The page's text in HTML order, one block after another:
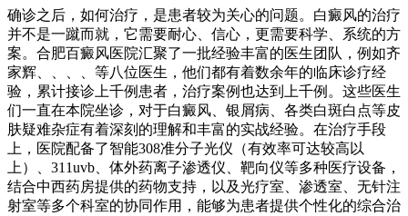
确诊之后，如何治疗，是患者较为关心的问题。白癜风的治疗
并不是一蹴而就，它需要耐心、信心，更需要科学、系统的方
案。合肥百癜风医院汇聚了一批经验丰富的医生团队，例如齐
家辉、、、、等八位医生，他们都有着数余年的临床诊疗经
验，累计接诊上千例患者，治疗案例也达到上千例。这些医生
们一直在本院坐诊，对于白癜风、银屑病、各类白斑白点等皮
肤疑难杂症有着深刻的理解和丰富的实战经验。在治疗手段
上，医院配备了智能308准分子光仪（有效率可达较高以
上）、311uvb、体外药离子渗透仪、靶向仪等多种医疗设备，
结合中西药房提供的药物支持，以及光疗室、渗透室、无针注
射室等多个科室的协同作用，能够为患者提供个性化的综合治